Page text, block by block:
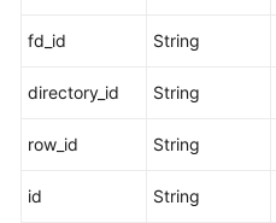
fd_id String
directory_id String
row_id String
id String